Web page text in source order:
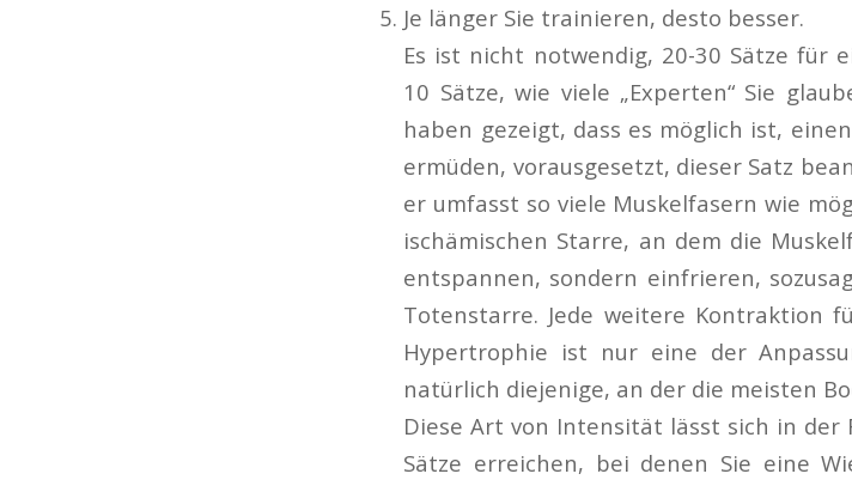
Je länger Sie trainieren, desto besser.
Es ist nicht notwendig, 20-30 Sätze für
10 Sätze, wie viele „Experten“ Sie
haben gezeigt, dass es möglich ist,
ermüden, vorausgesetzt, dieser Satz
er umfasst so viele Muskelfasern wie
ischämischen Starre, an dem die
entspannen, sondern einfrieren,
Totenstarre. Jede weitere Kontraktion
Hypertrophie ist nur eine der
natürlich diejenige, an der die meisten
Diese Art von Intensität lässt sich in der
Sätze erreichen, bei denen Sie eine